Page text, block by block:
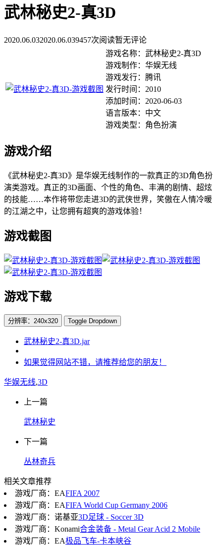
武林秘史2-真3D
2020.06.032020.06.039457次阅读暂无评论
游戏名称：武林秘史2-真3D
游戏制作：华娱无线
游戏发行：腾讯
发行时间：2010
添加时间：2020-06-03
语言版本：中文
游戏类型：角色扮演
游戏介绍
《武林秘史2-真3D》是华娱无线制作的一款真正的3D角色扮
演类游戏。真正的3D画面、个性的角色、丰满的剧情、超炫
的技能……本作将带您走进3D的武侠世界，笑傲在人情冷暖
的江湖之中，让您拥有超爽的游戏体验！
游戏截图
游戏下载
分辨率：240x320 Toggle Dropdown
武林秘史2-真3D.jar
如果觉得网站不错，请推荐给您的朋友！
华娱无线,3D
上一篇
武林秘史
下一篇
丛林奇兵
相关文章推荐
游戏厂商：EAFIFA 2007
游戏厂商：EAFIFA World Cup Germany 2006
游戏厂商：诺基亚3D足球 - Soccer 3D
游戏厂商：Konami合金装备 - Metal Gear Acid 2 Mobile
游戏厂商：EA极品飞车-卡本峡谷